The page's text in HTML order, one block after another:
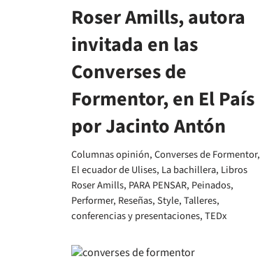
Roser Amills, autora
invitada en las
Converses de
Formentor, en El País
por Jacinto Antón
Columnas opinión,Converses de Formentor,
El ecuador de Ulises, La bachillera, Libros
Roser Amills, PARA PENSAR, Peinados,
Performer, Reseñas,Style,Talleres,
conferencias y presentaciones,TEDx